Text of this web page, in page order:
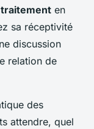
en
sa réceptivité
discussion
relation de
des
attendre, quel